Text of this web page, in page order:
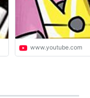
www.youtube.com